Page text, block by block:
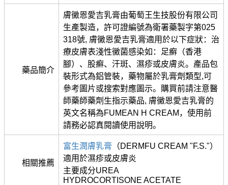
藥品簡介
膚黴恩愛吉乳膏由葡萄王生技股份有限公司
生產製造，許可證編號為衛署藥製字第025
318號, 膚黴恩愛吉乳膏適用於以下症狀：治
療皮膚表淺性黴菌感染如：足癬（香港
腳）、股癬、汗斑、濕疹或皮膚炎。產品包
裝形式為鋁管裝，藥物屬於乳膏劑類型,可
參考圖片或搜索對應圖示。購買前請注意醫
師藥師藥劑生指示藥品, 膚黴恩愛吉乳膏的
英文名稱為FUMEAN H CREAM，使用前
請務必認真閱讀使用說明。
相關推薦
富生潤膚乳膏 （DERMFU CREAM "F.S."）
適用於濕疹或皮膚炎
主要成分UREA
HYDROCORTISONE ACETATE